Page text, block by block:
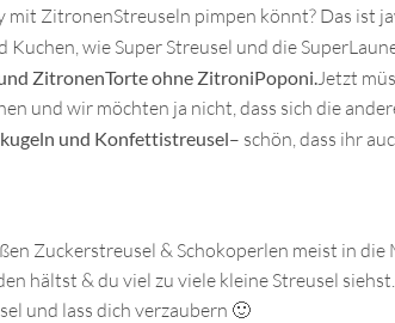
ZitronenStreuseln pimpen könnt? Das ist
wie Super Streusel und die
ZitronenTorte ohne ZitroniPoponi.Jetzt
und wir möchten ja nicht, dass sich die
und Konfettistreusel– schön, dass ihr
Zuckerstreusel & Schokoperlen meist in
hältst & du viel zu viele kleine Streusel
und lass dich verzaubern 🙂